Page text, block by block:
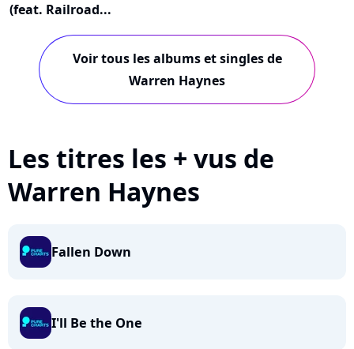
(feat. Railroad...
Voir tous les albums et singles de
Warren Haynes
Les titres les + vus de
Warren Haynes
Fallen Down
I'll Be the One